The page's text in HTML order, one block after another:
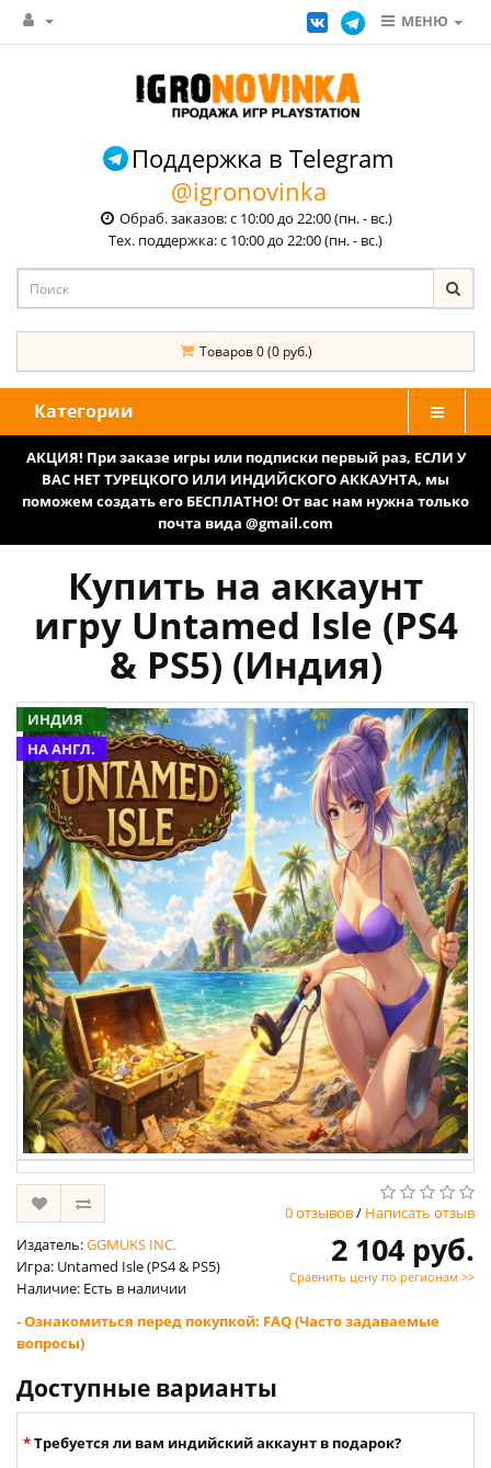
МЕНЮ
Поддержка в Telegram
@igronovinka
Обраб. заказов: с 10:00 до 22:00 (пн. - вс.)
Тех. поддержка: с 10:00 до 22:00 (пн. - вс.)
Товаров 0 (0 руб.)
Категории
АКЦИЯ! При заказе игры или подписки первый раз, ЕСЛИ У
ВАС НЕТ ТУРЕЦКОГО ИЛИ ИНДИЙСКОГО АККАУНТА, мы
поможем создать его БЕСПЛАТНО! От вас нам нужна только
почта вида @gmail.com
Купить на аккаунт
игру Untamed Isle (PS4
& PS5) (Индия)
ИНДИЯ
НА АНГЛ.
0 отзывов/ Написать отзыв
Издатель:GGMUKS INC.
Игра: Untamed Isle (PS4 & PS5)
Наличие: Есть в наличии
2 104 руб.
Сравнить цену по регионам >>
- Ознакомиться перед покупкой: FAQ (Часто задаваемые
вопросы)
Доступные варианты
Требуется ли вам индийский аккаунт в подарок?